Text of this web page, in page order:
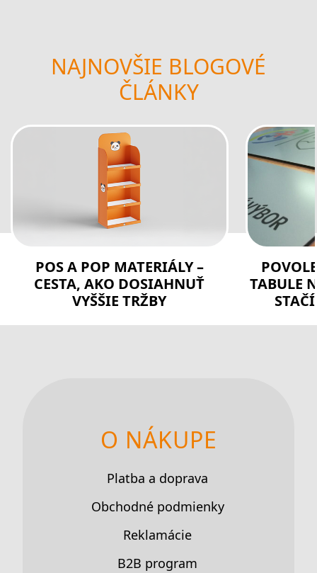
NAJNOVŠIE BLOGOVÉ
ČLÁNKY
POS A POP MATERIÁLY –
CESTA, AKO DOSIAHNUŤ
VYŠŠIE TRŽBY
TABULE
O NÁKUPE
Platba a doprava
Obchodné podmienky
Reklamácie
B2B program